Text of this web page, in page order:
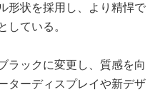
形状を採用し、より精悍で
している。
ラックに変更し、質感を向
ターディスプレイや新デザ